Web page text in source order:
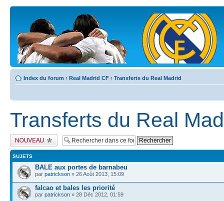
Index du forum ‹ Real Madrid CF ‹ Transferts du Real Madrid
Transferts du Real
Publier un nouveau
sujet
SUJETS
BALE aux portes de barnabeu
par patrickson » 26 Août 2013, 15:09
falcao et bales les priorité
par patrickson » 28 Déc 2012, 01:59